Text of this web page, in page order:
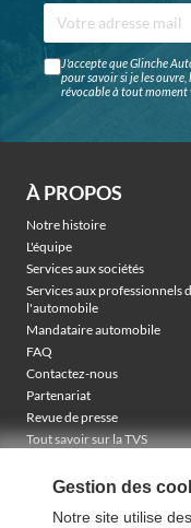
J'accepte que Glinche
pour savoir si je les
révocable à tout moment
À PROPOS
Notre histoire
L'équipe
Services aux sociétés
Services aux professionnels
l'automobile
Mandataire automobile
FAQ
Contactez-nous
Partenariat
Revue de presse
Tout savoir sur la TVS
TVA récupérable &
Gestion des
Notre site utilise